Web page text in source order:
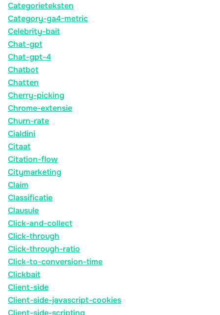
Categorieteksten
Category-ga4-metric
Celebrity-bait
Chat-gpt
Chat-gpt-4
Chatbot
Chatten
Cherry-picking
Chrome-extensie
Churn-rate
Cialdini
Citaat
Citation-flow
Citymarketing
Claim
Classificatie
Clausule
Click-and-collect
Click-through
Click-through-ratio
Click-to-conversion-time
Clickbait
Client-side
Client-side-javascript-cookies